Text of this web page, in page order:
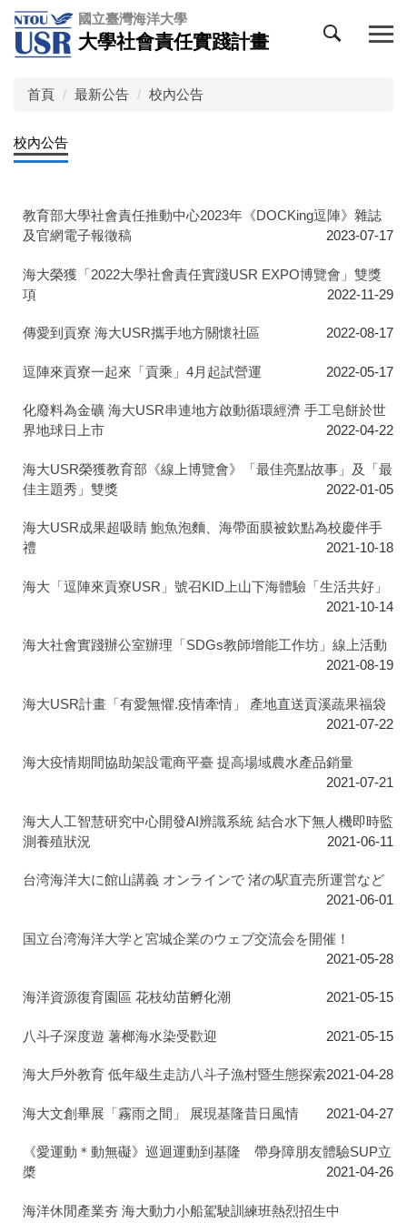
跳
到
主
區
國立臺灣海洋大學
大學社會責任實踐計畫
首頁 最新公告 校內公告
校內公告
教育部大學社會責任推動中心2023年《DOCKing逗陣》雜誌
及官網電子報徵稿
2023-07-17
海大榮獲「2022大學社會責任實踐USR EXPO博覽會」雙獎
項
2022-11-29
傳愛到貢寮 海大USR攜手地方關懷社區 2022-08-17
逗陣來貢寮一起來「貢乘」4月起試營運 2022-05-17
化廢料為金礦 海大USR串連地方啟動循環經濟 手工皂餅於世
界地球日上市
2022-04-22
海大USR榮獲教育部《線上博覽會》「最佳亮點故事」及「最
佳主題秀」雙獎
2022-01-05
海大USR成果超吸睛 鮑魚泡麵、海帶面膜被欽點為校慶伴手
禮
2021-10-18
海大「逗陣來貢寮USR」號召KID上山下海體驗「生活共好」
2021-10-14
海大社會實踐辦公室辦理「SDGs教師增能工作坊」線上活動
2021-08-19
海大USR計畫「有愛無懼.疫情牽情」 產地直送貢溪蔬果福袋
2021-07-22
海大疫情期間協助架設電商平臺 提高場域農水產品銷量
2021-07-21
海大人工智慧研究中心開發AI辨識系統 結合水下無人機即時監
測養殖狀況
2021-06-11
台湾海洋大に館山講義 オンラインで 渚の駅直売所運営など
2021-06-01
国立台湾海洋大学と宮城企業のウェブ交流会を開催！
2021-05-28
海洋資源復育園區 花枝幼苗孵化潮 2021-05-15
八斗子深度遊 薯榔海水染受歡迎 2021-05-15
海大戶外教育 低年級生走訪八斗子漁村暨生態探索2021-04-28
海大文創畢展「霧雨之間」 展現基隆昔日風情 2021-04-27
《愛運動＊動無礙》巡迴運動到基隆 帶身障朋友體驗SUP立
槳
2021-04-26
海洋休閒產業夯 海大動力小船駕駛訓練班熱烈招生中